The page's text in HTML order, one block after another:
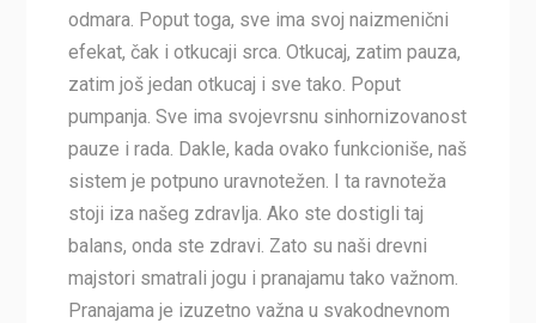
odmara. Poput toga, sve ima svoj naizmenični
efekat, čak i otkucaji srca. Otkucaj, zatim pauza,
zatim još jedan otkucaj i sve tako. Poput
pumpanja. Sve ima svojevrsnu sinhornizovanost
pauze i rada. Dakle, kada ovako funkcioniše, naš
sistem je potpuno uravnotežen. I ta ravnoteža
stoji iza našeg zdravlja. Ako ste dostigli taj
balans, onda ste zdravi. Zato su naši drevni
majstori smatrali jogu i pranajamu tako važnom.
Pranajama je izuzetno važna u svakodnevnom